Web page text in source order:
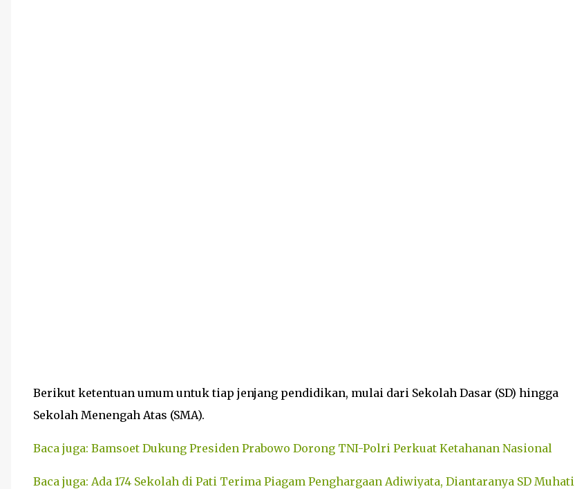
Berikut ketentuan umum untuk tiap jenjang pendidikan, mulai dari Sekolah Dasar (SD) hingga
Sekolah Menengah Atas (SMA).
Baca juga: Bamsoet Dukung Presiden Prabowo Dorong TNI-Polri Perkuat Ketahanan Nasional
Baca juga: Ada 174 Sekolah di Pati Terima Piagam Penghargaan Adiwiyata, Diantaranya SD Muhati